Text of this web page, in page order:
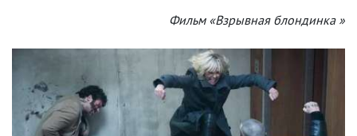
Фильм «Взрывная блондинка »